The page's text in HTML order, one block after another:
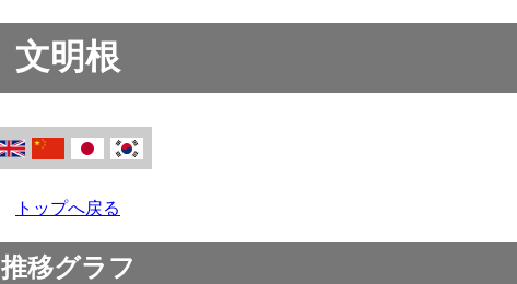
文明根
トップへ戻る
推移グラフ